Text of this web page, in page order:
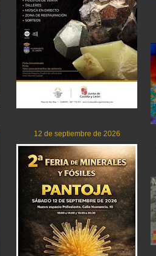
12 de septiembre de 2026